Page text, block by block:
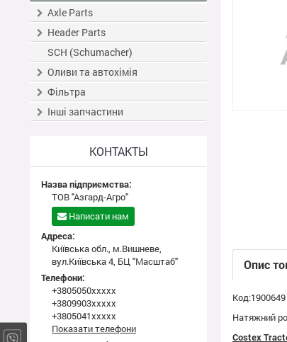
Опис
Натяжний
Costex
Axle Parts
Header Parts
SCH (Schumacher)
Оливи та автохімія
Фільтра
Інші запчастини
КОНТАКТЫ
Назва підприємства:
ТОВ "Азгард-Агро"
Написати нам
Адреса:
Київська обл., м.Вишневе,
вул.Київська 4, БЦ "Масштаб"
Телефони:
+3805050xxxxx
+3809903xxxxx
+3805041xxxxx
Показати телефони